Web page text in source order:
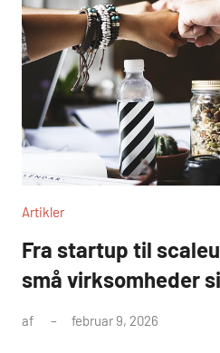
Artikler
Fra startup til
små virksomheder
af februar 9, 2026